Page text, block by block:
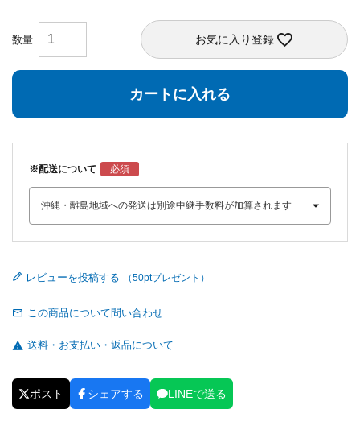
お気に入り登録
カートに入れる
※配送について
レビューを投稿する
この商品について問い合わせ
送料・お支払い・返品について
ポスト シェアする LINEで送る